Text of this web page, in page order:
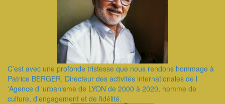
C’est avec une profonde tristesse que nous rendons hommage à
Patrice BERGER, Directeur des activités internationales de l
'Agence d 'urbanisme de LYON de 2000 à 2020, homme de
culture, d’engagement et de fidélité.